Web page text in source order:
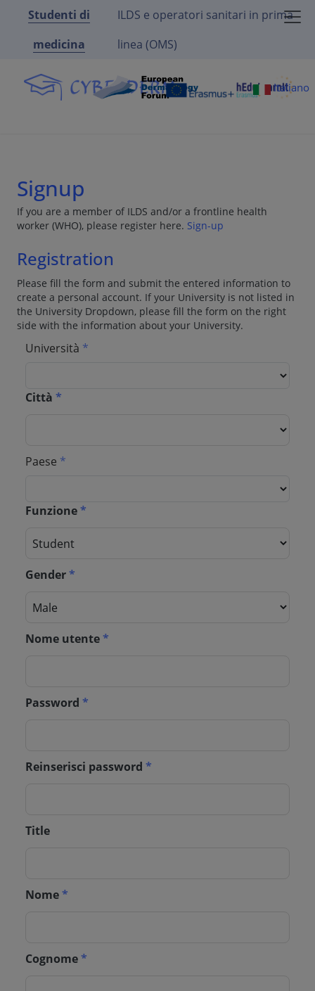
Studenti di
medicina
ILDS e operatori sanitari in prima
linea (OMS)
Italiano
Signup
If you are a member of ILDS and/or a frontline health
worker (WHO), please register here. Sign-up
Registration
Please fill the form and submit the entered information to
create a personal account. If your University is not listed in
the University Dropdown, please fill the form on the right
side with the information about your University.
Università *
Città *
Paese *
Funzione*
Gender*
Nome utente*
Password *
Reinserisci password *
Title
Nome*
Cognome*